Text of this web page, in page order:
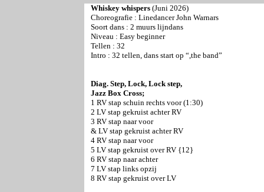
Whiskey whispers (Juni 2026)
Choreografie : Linedancer John Warnars
Soort dans : 2 muurs lijndans
Niveau : Easy beginner
Tellen : 32
Intro : 32 tellen, dans start op “,the band”
Diag. Step, Lock, Lock step,
Jazz Box Cross;
1 RV stap schuin rechts voor (1:30)
2 LV stap gekruist achter RV
3 RV stap naar voor
& LV stap gekruist achter RV
4 RV stap naar voor
5 LV stap gekruist over RV {12}
6 RV stap naar achter
7 LV stap links opzij
8 RV stap gekruist over LV